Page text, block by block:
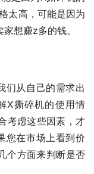
太高，可能是因为
想赚z多的钱。
们从自己的需求出
X撕碎机的使用情
考虑这些因素，才
您在市场上看到价
个方面来判断是否